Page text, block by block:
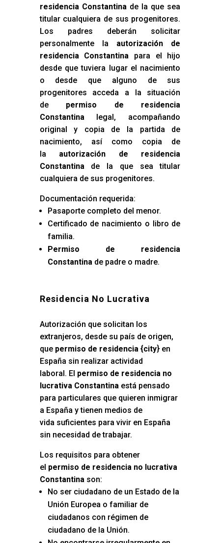
residencia Constantinade la que sea
titular cualquiera de sus progenitores.
Los padres deberán solicitar
personalmente la autorización de
residencia Constantina para el hijo
desde que tuviera lugar el nacimiento
o desde que alguno de sus
progenitores acceda a la situación
de permiso de residencia
Constantinalegal, acompañando
original y copia de la partida de
nacimiento, así como copia de
la autorización de residencia
Constantinade la que sea titular
cualquiera de sus progenitores.
Documentación requerida:
Pasaporte completo del menor.
Certificado de nacimiento o libro de
familia.
Permiso de residencia
Constantinade padre o madre.
Residencia No Lucrativa
Autorización que solicitan los
extranjeros, desde su país de origen,
que permiso de residencia {city} en
España sin realizar actividad
laboral. El permiso de residencia no
lucrativa Constantinaestá pensado
para particulares que quieren inmigrar
a España y tienen medios de
vida suficientes para vivir en España
sin necesidad de trabajar.
Los requisitos para obtener
el permiso de residencia no lucrativa
Constantinason:
No ser ciudadano de un Estado de la
Unión Europea o familiar de
ciudadanos con régimen de
ciudadano de la Unión.